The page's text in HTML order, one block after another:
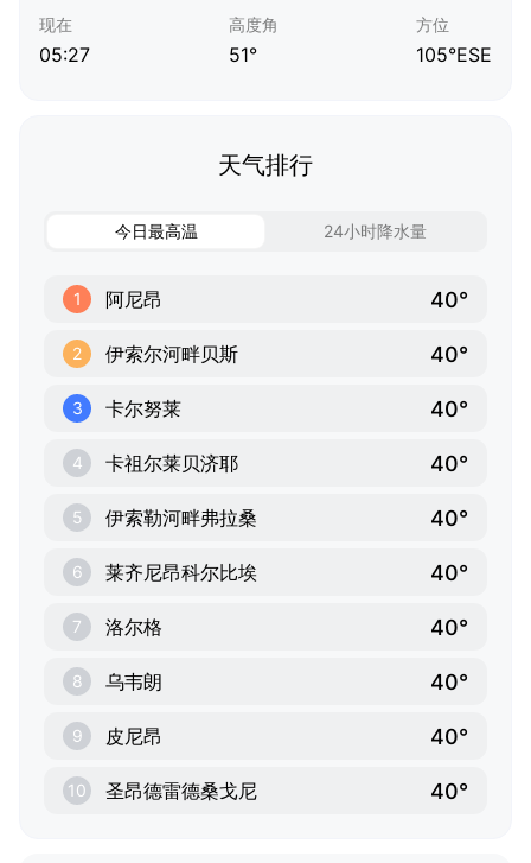
现在
05:27
高度角
51°
方位
105°ESE
天气排行
今日最高温 24小时降水量
1 阿尼昂 40°
2 伊索尔河畔贝斯 40°
3 卡尔努莱 40°
4 卡祖尔莱贝济耶 40°
5 伊索勒河畔弗拉桑 40°
6 莱齐尼昂科尔比埃 40°
7 洛尔格 40°
8 乌韦朗 40°
9 皮尼昂 40°
10 圣昂德雷德桑戈尼 40°